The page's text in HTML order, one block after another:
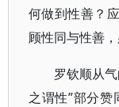
何做到性善？
顾性同与性善
罗钦顺从
之谓性”部分